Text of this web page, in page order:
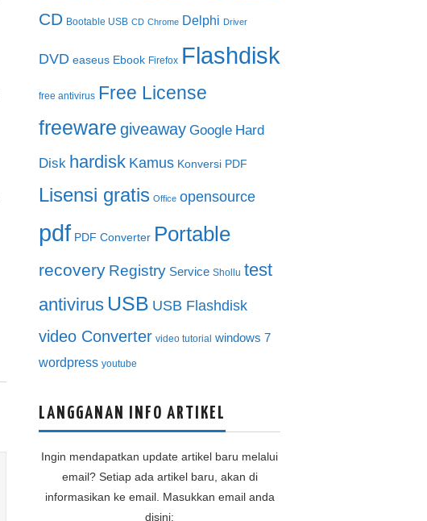
CD Bootable USB CD Chrome Delphi Driver
DVD easeus Ebook Firefox Flashdisk
free antivirus Free License
freeware giveaway Google Hard
Disk hardisk Kamus Konversi PDF
Lisensi gratis Office opensource
pdf PDF Converter Portable
recovery Registry Service Shollu test
antivirus USB USB Flashdisk
video Converter video tutorial windows 7
wordpress youtube
LANGGANAN INFO ARTIKEL
Ingin mendapatkan update artikel baru melalui
email? Setiap ada artikel baru, akan di
informasikan ke email. Masukkan email anda
disini: